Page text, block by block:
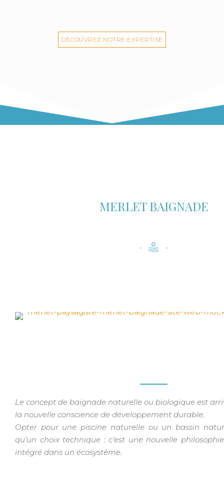
DÉCOUVREZ NOTRE EXPERTISE
MERLET BAIGNADE
Le concept de baignade naturelle ou biologique est
la nouvelle conscience de développement durable.
Opter pour une piscine naturelle ou un bassin
qu’un choix technique : c’est une nouvelle
intégré dans un écosystème.